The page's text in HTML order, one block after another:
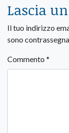
Lascia
Il tuo indirizzo
sono
Commento *